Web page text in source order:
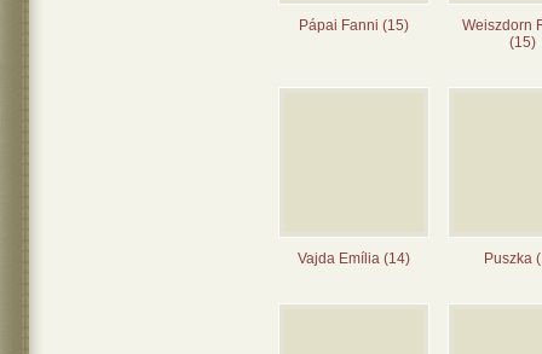
Pápai Fanni (15)
Weiszdorn
(15)
Vajda Emília (14) Puszka